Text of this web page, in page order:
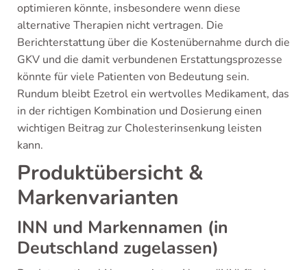
optimieren könnte, insbesondere wenn diese
alternative Therapien nicht vertragen. Die
Berichterstattung über die Kostenübernahme durch die
GKV und die damit verbundenen Erstattungsprozesse
könnte für viele Patienten von Bedeutung sein.
Rundum bleibt Ezetrol ein wertvolles Medikament, das
in der richtigen Kombination und Dosierung einen
wichtigen Beitrag zur Cholesterinsenkung leisten
kann.
Produktübersicht &
Markenvarianten
INN und Markennamen (in
Deutschland zugelassen)